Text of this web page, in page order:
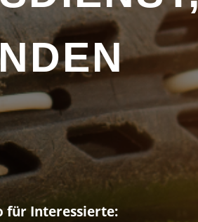
für Interessierte: